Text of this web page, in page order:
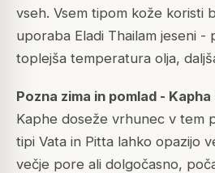
vseh. Vsem tipom kože koristi
uporaba Eladi Thailam jeseni -
toplejša temperatura olja,
Pozna zima in pomlad -
Kaphe doseže vrhunec v tem
tipi Vata in Pitta lahko opazijo
večje pore ali dolgočasno,